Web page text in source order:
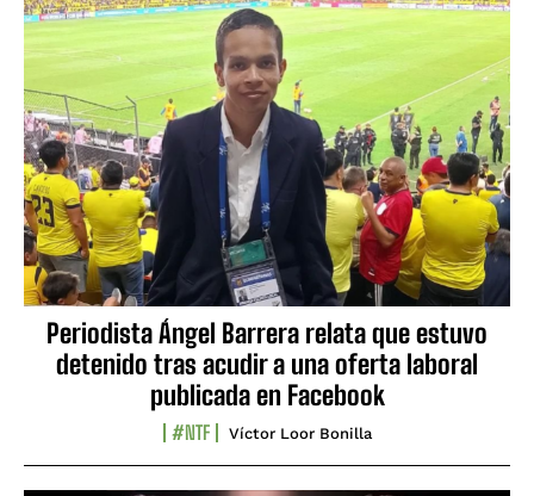
Periodista Ángel Barrera relata que estuvo
detenido tras acudir a una oferta laboral
publicada en Facebook
#NTF Víctor Loor Bonilla